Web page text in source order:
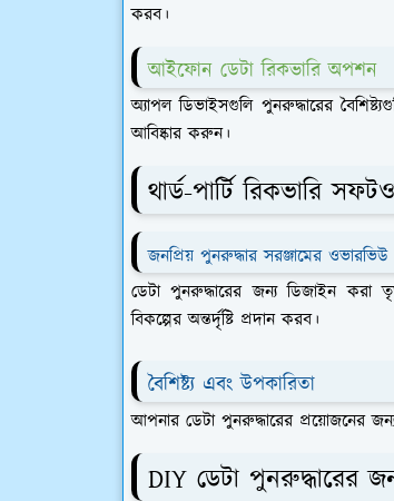
করব।
আইফোন ডেটা রিকভারি অপশন
অ্যাপল ডিভাইসগুলি পুনরুদ্ধারের
আবিষ্কার করুন।
থার্ড-পার্টি রিকভারি
জনপ্রিয় পুনরুদ্ধার সরঞ্জামের ওভারভিউ
ডেটা পুনরুদ্ধারের জন্য ডিজাইন করা
বিকল্পের অন্তর্দৃষ্টি প্রদান করব।
বৈশিষ্ট্য এবং উপকারিতা
আপনার ডেটা পুনরুদ্ধারের প্রয়োজনের
DIY ডেটা পুনরুদ্ধারের